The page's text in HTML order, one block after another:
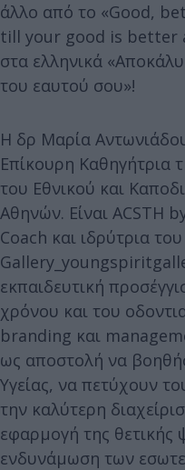
άλλο από το «Good,
till your good is better
στα ελληνικά
του εαυτού σου»!
H δρ Μαρία
Επίκουρη Καθηγήτρια
του Εθνικού και
Αθηνών. Είναι ACSTH
Coach και ιδρύτρια
εκπαιδευτική
χρόνου και του
branding και
ως αποστολή να
Υγείας, να πετύχουν
την καλύτερη
εφαρμογή της θετικής
ενδυνάμωση των